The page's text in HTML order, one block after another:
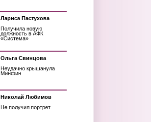
Лариса Пастухова
Получила новую
должность в АФК
«Система»
Ольга Свинцова
Неудачно крышанула
Минфин
Николай Любимов
Не получил портрет